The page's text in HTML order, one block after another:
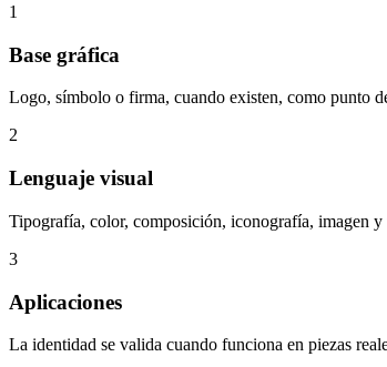
1
Base gráfica
Logo, símbolo o firma, cuando existen, como punto
2
Lenguaje visual
Tipografía, color, composición, iconografía, imagen
3
Aplicaciones
La identidad se valida cuando funciona en piezas